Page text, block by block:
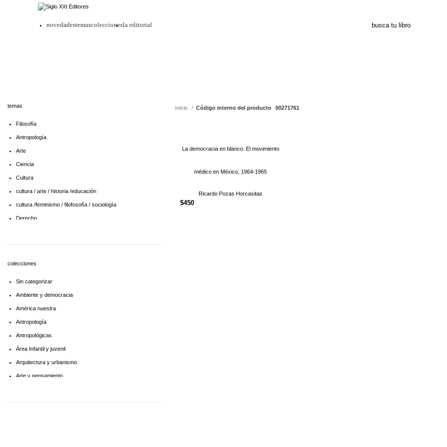
novedadestemascoleccionesla editorial
temas
Filosofía
Antropología
Arte
Ciencia
Cultura
cultura / arte / historia /educación
cultura /feminismo / filofosofía / sociología
Derecho
Educaciòn
Filosofía social
Historia
Lingüística
Literatura infantil
Medioambiente
Pensamiento crítico
Política
colecciones
Sin categorizar
Ambiente y democracia
América nuestra
Antropología
Antropológicas
Área Infantil y juvenil
Arquitectura y urbanismo
Arte y pensamiento
Biblioteca América Latina
Inicio Código interno del producto 00271761
La democracia en blanco: El movimiento
médico en México, 1964-1965
Ricardo Pozas Horcasitas
$450